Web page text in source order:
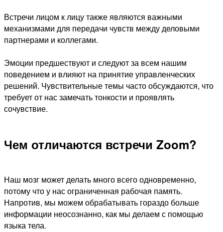
Встречи лицом к лицу также являются важными
механизмами для передачи чувств между деловыми
партнерами и коллегами.
Эмоции предшествуют и следуют за всем нашим
поведением и влияют на принятие управленческих
решений. Чувствительные темы часто обсуждаются, что
требует от нас замечать тонкости и проявлять
сочувствие.
Чем отличаются встречи Zoom?
Наш мозг может делать много всего одновременно,
потому что у нас ограниченная рабочая память.
Напротив, мы можем обрабатывать гораздо больше
информации неосознанно, как мы делаем с помощью
языка тела.